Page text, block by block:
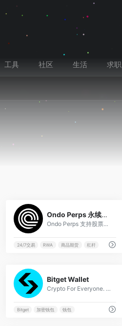
工具 社区 生活 求职
Ondo Perps 永续交易平台
Ondo Perps 支持股票、权益及商品永续期货24/7交易，最高20倍杠杆。基于RWA的永续合约平台，提供流动性与资本效率，媲美传统衍生品交易所。
24/7交易 RWA 商品期货 杠杆
Bitget Wallet
Crypto For Everyone. Join 90M users for a simple, secure, seamless experience in managing, trading, and growing your digital assets.
Bitget 加密钱包 钱包